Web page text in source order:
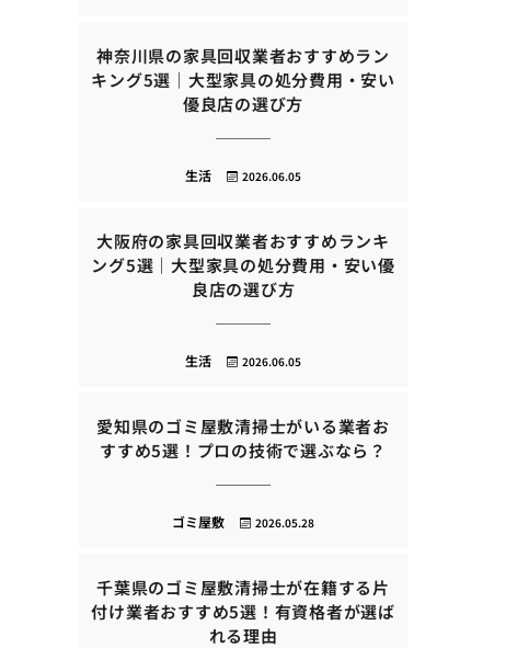
神奈川県の家具回収業者おすすめラン
キング5選｜大型家具の処分費用・安い
優良店の選び方
2026.06.05
生活
大阪府の家具回収業者おすすめランキ
ング5選｜大型家具の処分費用・安い優
良店の選び方
2026.06.05
生活
愛知県のゴミ屋敷清掃士がいる業者お
すすめ5選！プロの技術で選ぶなら？
2026.05.28
ゴミ屋敷
千葉県のゴミ屋敷清掃士が在籍する片
付け業者おすすめ5選！有資格者が選ば
れる理由